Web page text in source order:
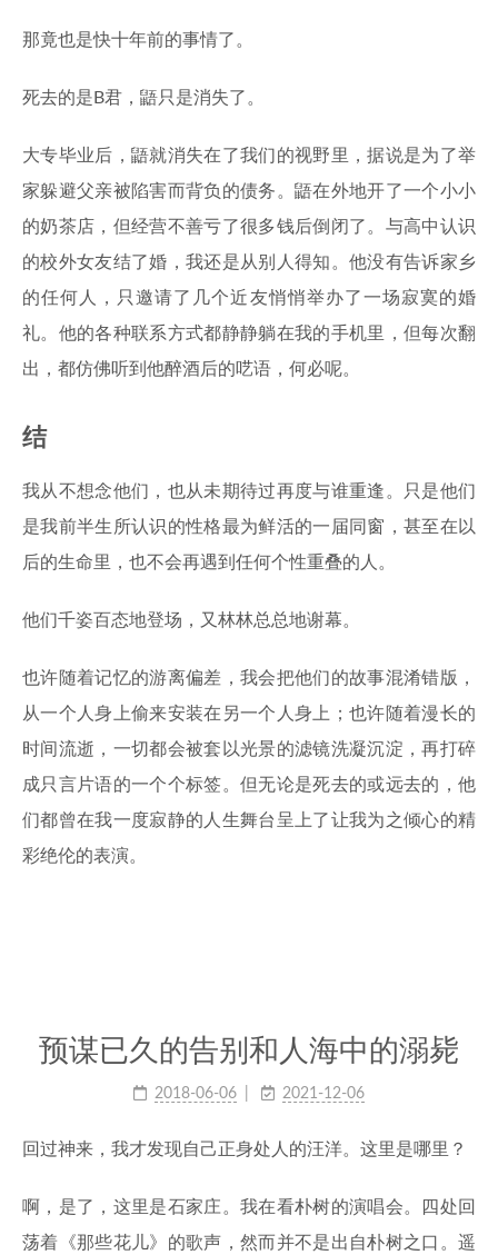
那竟也是快十年前的事情了。
死去的是B君，鼯只是消失了。
大专毕业后，鼯就消失在了我们的视野里，据说是为了举
家躲避父亲被陷害而背负的债务。鼯在外地开了一个小小
的奶茶店，但经营不善亏了很多钱后倒闭了。与高中认识
的校外女友结了婚，我还是从别人得知。他没有告诉家乡
的任何人，只邀请了几个近友悄悄举办了一场寂寞的婚
礼。他的各种联系方式都静静躺在我的手机里，但每次翻
出，都仿佛听到他醉酒后的呓语，何必呢。
结
我从不想念他们，也从未期待过再度与谁重逢。只是他们
是我前半生所认识的性格最为鲜活的一届同窗，甚至在以
后的生命里，也不会再遇到任何个性重叠的人。
他们千姿百态地登场，又林林总总地谢幕。
也许随着记忆的游离偏差，我会把他们的故事混淆错版，
从一个人身上偷来安装在另一个人身上；也许随着漫长的
时间流逝，一切都会被套以光景的滤镜洗凝沉淀，再打碎
成只言片语的一个个标签。但无论是死去的或远去的，他
们都曾在我一度寂静的人生舞台呈上了让我为之倾心的精
彩绝伦的表演。
预谋已久的告别和人海中的溺毙
2018-06-06 2021-12-06
回过神来，我才发现自己正身处人的汪洋。这里是哪里？
啊，是了，这里是石家庄。我在看朴树的演唱会。四处回
荡着《那些花儿》的歌声，然而并不是出自朴树之口。遥